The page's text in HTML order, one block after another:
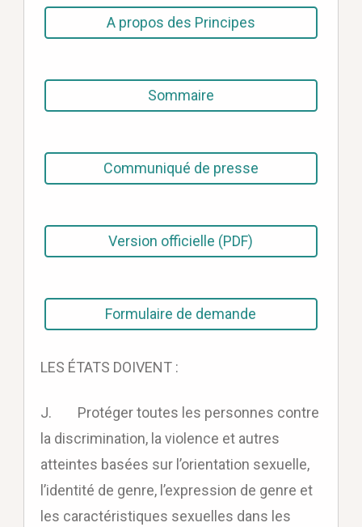
A propos des Principes
Sommaire
Communiqué de presse
Version officielle (PDF)
Formulaire de demande
LES ÉTATS DOIVENT :
J. Protéger toutes les personnes contre
la discrimination, la violence et autres
atteintes basées sur l’orientation sexuelle,
l’identité de genre, l’expression de genre et
les caractéristiques sexuelles dans les